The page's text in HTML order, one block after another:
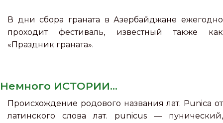
В дни сбора граната в Азербайджане ежегодно
проходит фестиваль, известный также как
«Праздник граната».
Немного ИСТОРИИ...
Происхождение родового названия лат. Punica от
латинского слова лат. punicus — пунический,